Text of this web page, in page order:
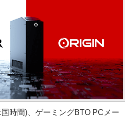
時間)、ゲーミングBTO PCメー